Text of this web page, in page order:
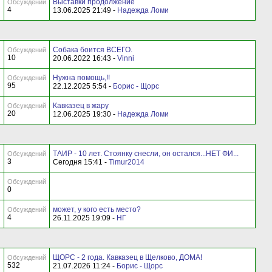
Обсуждений
4
Выставки продолжение
13.06.2025 21:49 - Надежда Ломи
Обсуждений
10
Собака боится ВСЕГО.
20.06.2022 16:43 - Vinni
Обсуждений
95
Нужна помощь,!!
22.12.2025 5:54 - Борис - Щорс
Обсуждений
20
Кавказец в жару
12.06.2025 19:30 - Надежда Ломи
Обсуждений
3
ТАИР - 10 лет. Стоянку снесли, он остался...НЕТ ФИ...
Сегодня 15:41 - Timur2014
Обсуждений
0
Обсуждений
4
может, у кого есть место?
26.11.2025 19:09 - НГ
Обсуждений
532
ЩОРС - 2 года. Кавказец в Щелково, ДОМА!
21.07.2026 11:24 - Борис - Щорс